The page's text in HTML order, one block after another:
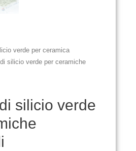
verde per ceramica
silicio verde per ceramiche
silicio verde